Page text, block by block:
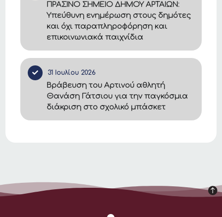
ΠΡΑΣΙΝΟ ΣΗΜΕΙΟ ΔΗΜΟΥ ΑΡΤΑΙΩΝ:
Υπεύθυνη ενημέρωση στους δημότες
και όχι παραπληροφόρηση και
επικοινωνιακά παιχνίδια
31 Ιουλίου 2026
Βράβευση του Αρτινού αθλητή
Θανάση Γάτσιου για την παγκόσμια
διάκριση στο σχολικό μπάσκετ